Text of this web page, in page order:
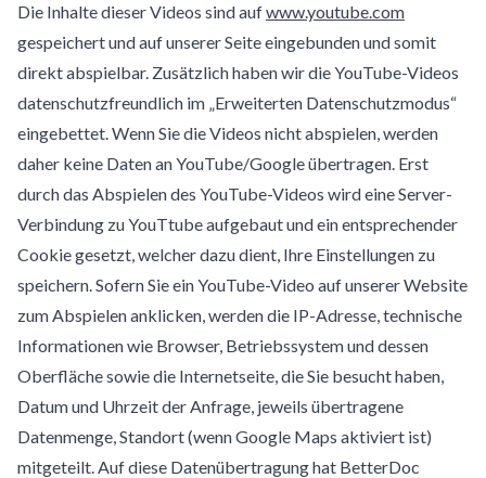
Die Inhalte dieser Videos sind aufwww.youtube.com
gespeichert und auf unserer Seite eingebunden und somit
direkt abspielbar. Zusätzlich haben wir die YouTube-Videos
datenschutzfreundlich im „Erweiterten Datenschutzmodus“
eingebettet. Wenn Sie die Videos nicht abspielen, werden
daher keine Daten an YouTube/Google übertragen. Erst
durch das Abspielen des YouTube-Videos wird eine Server-
Verbindung zu YouTtube aufgebaut und ein entsprechender
Cookie gesetzt, welcher dazu dient, Ihre Einstellungen zu
speichern. Sofern Sie ein YouTube-Video auf unserer Website
zum Abspielen anklicken, werden die IP-Adresse, technische
Informationen wie Browser, Betriebssystem und dessen
Oberfläche sowie die Internetseite, die Sie besucht haben,
Datum und Uhrzeit der Anfrage, jeweils übertragene
Datenmenge, Standort (wenn Google Maps aktiviert ist)
mitgeteilt. Auf diese Datenübertragung hat BetterDoc